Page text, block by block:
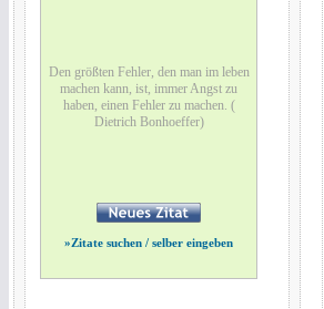
Den größten Fehler, den man im leben
machen kann, ist, immer Angst zu
haben, einen Fehler zu machen. (
Dietrich Bonhoeffer)
»Zitate suchen / selber eingeben